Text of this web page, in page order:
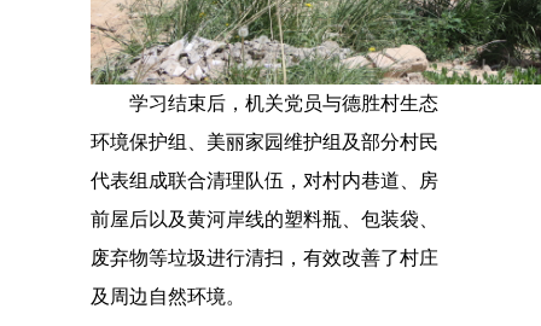
学习结束后，机关党员与德胜村生态
环境保护组、美丽家园维护组及部分村民
代表组成联合清理队伍，对村内巷道、房
前屋后以及黄河岸线的塑料瓶、包装袋、
废弃物等垃圾进行清扫，有效改善了村庄
及周边自然环境。